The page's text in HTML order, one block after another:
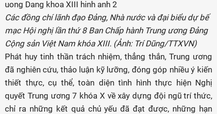
Các đồng chí lãnh đạo Đảng, Nhà nước và đại biểu dự bế
mạc Hội nghị lần thứ 8 Ban Chấp hành Trung ương Đảng
Cộng sản Việt Nam khóa XIII. (Ảnh: Trí Dũng/TTXVN)
Phát huy tinh thần trách nhiệm, thẳng thắn, Trung ương
đã nghiên cứu, thảo luận kỹ lưỡng, đóng góp nhiều ý kiến
thiết thực, cụ thể, toàn diện tình hình thực hiện Nghị
quyết Trung ương 7 khóa X về xây dựng đội ngũ trí thức,
chỉ ra những kết quả chủ yếu đã đạt được, những hạn